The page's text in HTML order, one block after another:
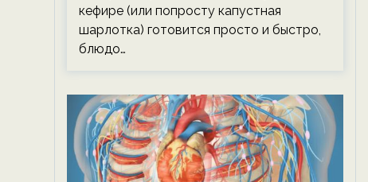
кефире (или попросту капустная
шарлотка) готовится просто и быстро,
блюдо…